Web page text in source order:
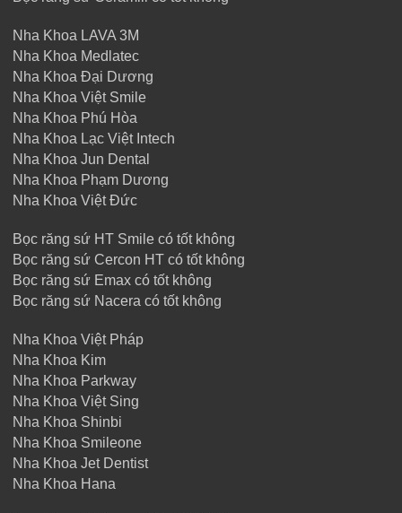
Nha Khoa LAVA 3M
Nha Khoa Medlatec
Nha Khoa Đại Dương
Nha Khoa Việt Smile
Nha Khoa Phú Hòa
Nha Khoa Lạc Việt Intech
Nha Khoa Jun Dental
Nha Khoa Phạm Dương
Nha Khoa Việt Đức
Bọc răng sứ HT Smile có tốt không
Bọc răng sứ Cercon HT có tốt không
Bọc răng sứ Emax có tốt không
Bọc răng sứ Nacera có tốt không
Nha Khoa Việt Pháp
Nha Khoa Kim
Nha Khoa Parkway
Nha Khoa Việt Sing
Nha Khoa Shinbi
Nha Khoa Smileone
Nha Khoa Jet Dentist
Nha Khoa Hana